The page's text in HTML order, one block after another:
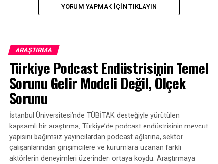
BENZER KONULAR:
Reklam engelleme podcast’lere mi geliyor?
KAÇIRMAYIN
2023 podcasting için zorlu bir yıl olabilir
YORUM YAPMAK IÇIN TIKLAYIN
ARAŞTIRMA
Türkiye Podcast Endüstrisinin Temel
Sorunu Gelir Modeli Değil, Ölçek
Sorunu
İstanbul Üniversitesi’nde TÜBİTAK desteğiyle yürütülen
kapsamlı bir araştırma, Türkiye’de podcast endüstrisinin mevcut
yapısını bağımsız yayıncılardan podcast ağlarına, sektör
çalışanlarından girişimcilere ve kurumlara uzanan farklı
aktörlerin deneyimleri üzerinden ortaya koydu. Araştırmaya